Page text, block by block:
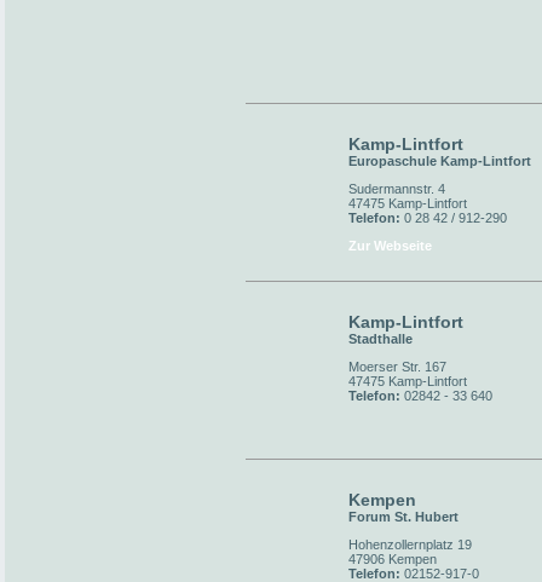
Kamp-Lintfort
Europaschule Kamp-Lintfort
Sudermannstr. 4
47475 Kamp-Lintfort
Telefon: 0 28 42 / 912-290
Zur Webseite
Kamp-Lintfort
Stadthalle
Moerser Str. 167
47475 Kamp-Lintfort
Telefon: 02842 - 33 640
Kempen
Forum St. Hubert
Hohenzollernplatz 19
47906 Kempen
Telefon: 02152-917-0